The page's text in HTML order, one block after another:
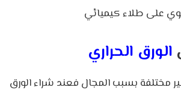
الورق الحراري
مختلفة بسبب المجال فعند شراء الورق